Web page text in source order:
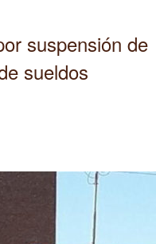
suspensión de
sueldos